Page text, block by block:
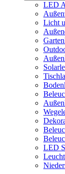
LED
Licht
LED